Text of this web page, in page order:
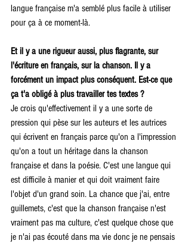
langue française m'a semblé plus facile à utiliser
pour ça à ce moment-là.
Et il y a une rigueur aussi, plus flagrante, sur
l'écriture en français, sur la chanson. Il y a
forcément un impact plus conséquent. Est-ce que
ça t'a obligé à plus travailler tes textes ?
Je crois qu'effectivement il y a une sorte de
pression qui pèse sur les auteurs et les autrices
qui écrivent en français parce qu'on a l'impression
qu'on a tout un héritage dans la chanson
française et dans la poésie. C'est une langue qui
est difficile à manier et qui doit vraiment faire
l'objet d'un grand soin. La chance que j'ai, entre
guillemets, c'est que la chanson française n'est
vraiment pas ma culture, c'est quelque chose que
je n'ai pas écouté dans ma vie donc je ne pensais